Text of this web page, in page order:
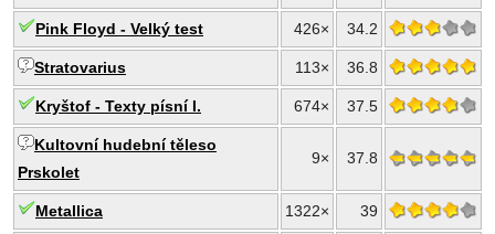
Pink Floyd - Velký test 426× 34.2
Stratovarius 113× 36.8
Kryštof - Texty písní I. 674× 37.5
Kultovní hudební těleso
Prskolet
9× 37.8
Metallica 1322× 39